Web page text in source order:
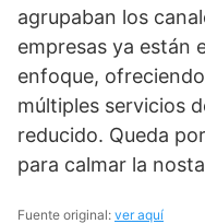
agrupaban los
empresas ya están
enfoque,
múltiples servicios
reducido. Queda
para calmar la
Fuente original: ver aquí